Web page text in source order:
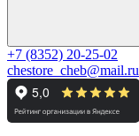
+7 (8352) 20-25-02
chestore_cheb@mail.ru